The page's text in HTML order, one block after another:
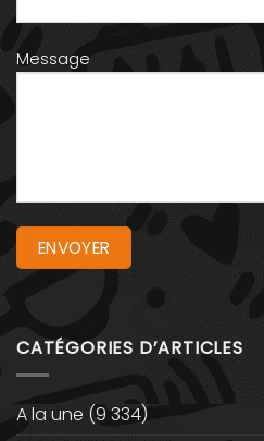
Message
CATÉGORIES D’ARTICLES
A la une (9 334)